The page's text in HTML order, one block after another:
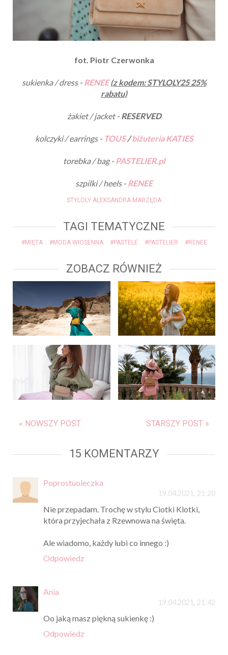
fot. Piotr Czerwonka
sukienka / dress - RENEE (z kodem: STYLOLY25 25%
rabatu)
żakiet / jacket - RESERVED
kolczyki / earrings - TOUS/biżuteria KATIES
torebka / bag - PASTELIER.pl
szpilki / heels - RENEE
STYLOLY ALEKSANDRA MARZĘDA
TAGI TEMATYCZNE
#MIĘTA #MODA WIOSENNA #PASTELE #PASTELIER #RENEE
ZOBACZ RÓWNIEŻ
« NOWSZY POST STARSZY POST »
15 KOMENTARZY
Poprostuoleczka
19.04.2021, 21:20
Nie przepadam. Trochę w stylu Ciotki Klotki,
która przyjechała z Rzewnowa na święta.
Ale wiadomo, każdy lubi co innego :)
Odpowiedz
Ania
19.04.2021, 21:42
Oo jaką masz piękną sukienkę :)
Odpowiedz